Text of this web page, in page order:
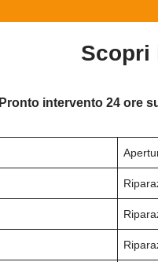
Scopri
Pronto intervento 24 ore